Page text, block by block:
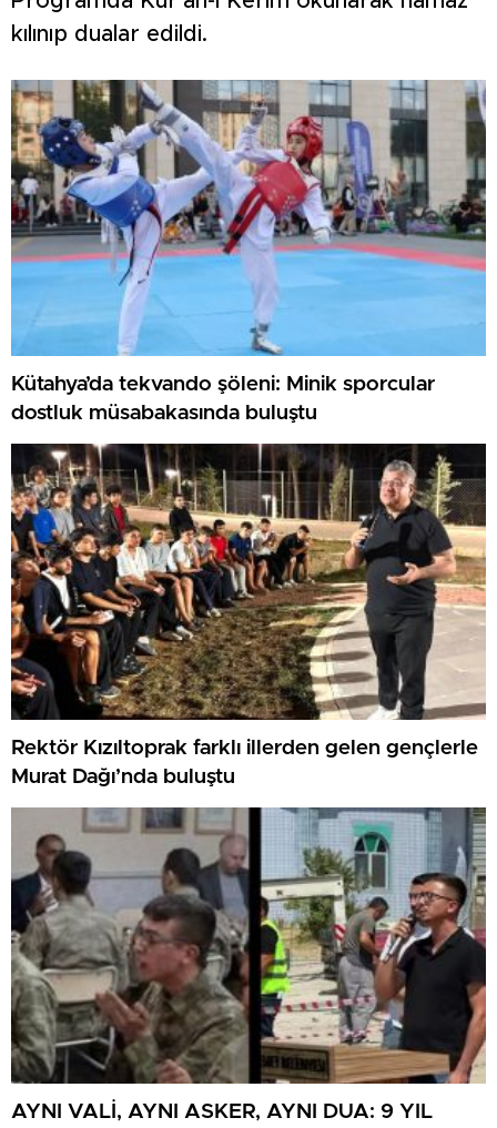
kılınıp dualar edildi.
Kütahya’da tekvando şöleni: Minik sporcular
dostluk müsabakasında buluştu
Rektör Kızıltoprak farklı illerden gelen gençlerle
Murat Dağı’nda buluştu
AYNI VALİ, AYNI ASKER, AYNI DUA: 9 YIL